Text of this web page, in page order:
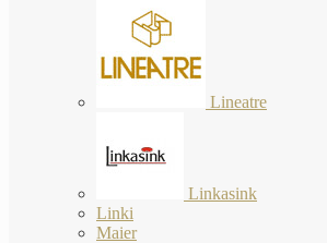
Lineatre
Linkasink
Linki
Maier